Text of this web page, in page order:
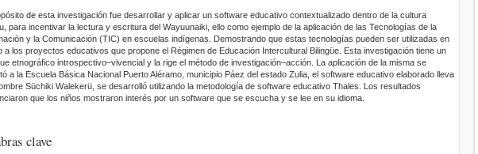
de esta investigación fue desarrollar y aplicar un software educativo contextualizado dentro de la cultura
para incentivar la lectura y escritura del Wayuunaiki, ello como ejemplo de la aplicación de las Tecnologías de la
y la Comunicación (TIC) en escuelas indígenas. Demostrando que estas tecnologías pueden ser utilizadas en
a los proyectos educativos que propone el Régimen de Educación Intercultural Bilingüe. Esta investigación tiene un
etnográfico introspectivo–vivencial y la rige el método de investigación–acción. La aplicación de la misma se
a la Escuela Básica Nacional Puerto Aléramo, municipio Páez del estado Zulia, el software educativo elaborado lleva
Süchiki Walekerü, se desarrolló utilizando la metodología de software educativo Thales. Los resultados
que los niños mostraron interés por un software que se escucha y se lee en su idioma.
clave